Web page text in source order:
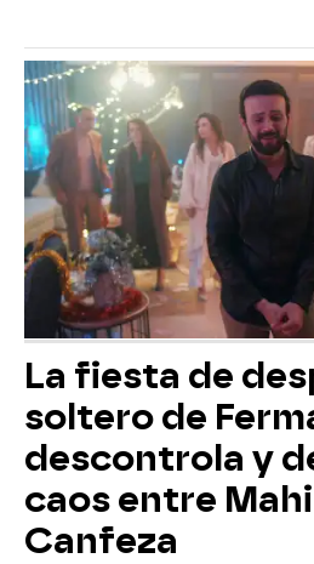
La fiesta de
soltero de
descontrola y
caos entre
Canfeza